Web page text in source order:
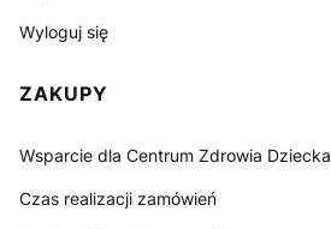
Wyloguj się
ZAKUPY
Wsparcie dla Centrum Zdrowia Dziecka
Czas realizacji zamówień